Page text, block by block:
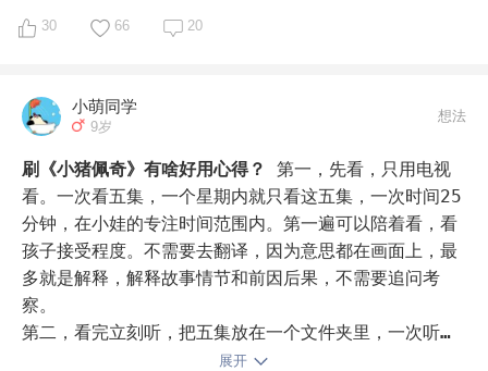
就算看了，除了小猪叫也学不会太多吧
家里好多成套的佩奇中文绘本
可大了就不感兴趣了，嫌幼稚
直到5岁半时，英语词汇积累到2000左右，给放了音频听
竟然听懂了，同时还很感兴趣，给放就听
可能能听懂也有成就感吧
之前她的听力几乎没有，就听过一些廖单基础款
突然能听懂粉猪音频使我惊喜异常
据她自己说她记得中文意思（三年没看过了）
虽然我半信半疑，但之前的听力渣突然听懂佩奇，并且中
30 66 20
小萌同学
9岁
想法
刷《小猪佩奇》有啥好用心得？
第一，先看，只用电视
看。一次看五集，一个星期内就只看这五集，一次时间25
分钟，在小娃的专注时间范围内。第一遍可以陪着看，看
孩子接受程度。不需要去翻译，因为意思都在画面上，最
多就是解释，解释故事情节和前因后果，不需要追问考
察。
第二，看完立刻听，把五集放在一个文件夹里，一次听25
分钟，一天听1-2次。看和听反复进行。这样一季大概用
展开